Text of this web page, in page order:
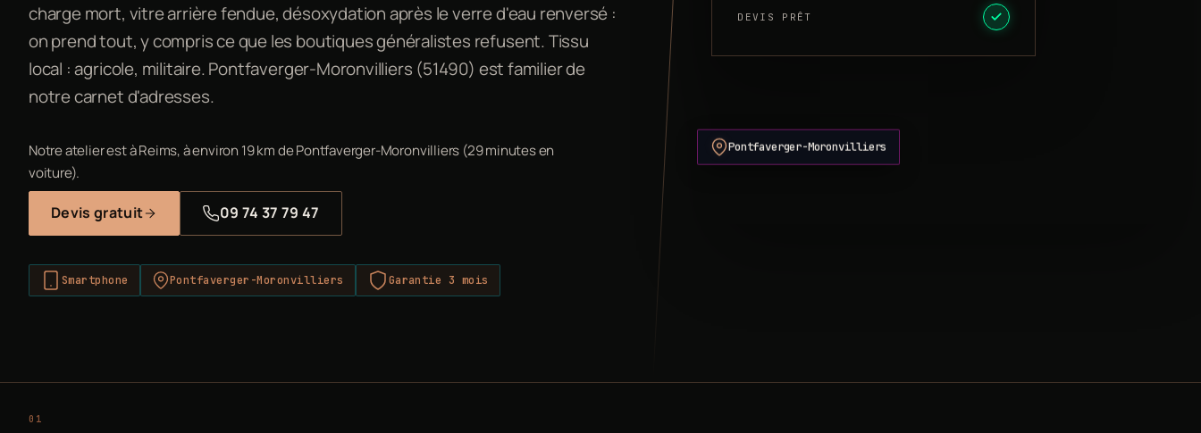
charge mort, vitre arrière fendue, désoxydation après le verre d'eau renversé :
on prend tout, y compris ce que les boutiques généralistes refusent. Tissu
local : agricole, militaire. Pontfaverger-Moronvilliers (51490) est familier de
notre carnet d'adresses.
Notre atelier est à Reims, à environ 19 km de Pontfaverger-Moronvilliers (29 minutes en
voiture).
Devis gratuit 09 74 37 79 47
Smartphone Pontfaverger-Moronvilliers Garantie 3 mois
DEVIS PRÊT
Pontfaverger-Moronvilliers